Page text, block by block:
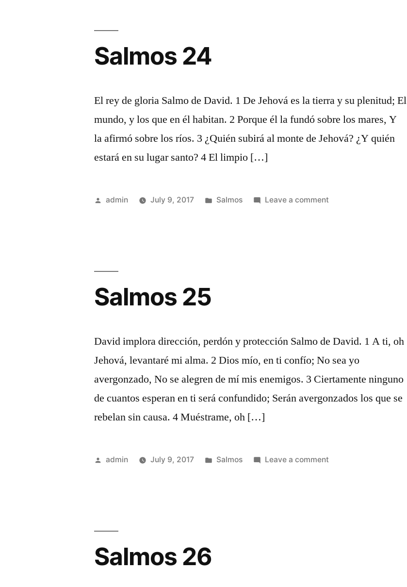
Salmos 24
El rey de gloria Salmo de David. 1 De Jehová es la tierra y su plenitud; El
mundo, y los que en él habitan. 2 Porque él la fundó sobre los mares, Y
la afirmó sobre los ríos. 3 ¿Quién subirá al monte de Jehová? ¿Y quién
estará en su lugar santo? 4 El limpio […]
Posted
admin July 9, 2017
Posted
Salmos Leave a commenton
Salmos 25
David implora dirección, perdón y protección Salmo de David. 1 A ti, oh
Jehová, levantaré mi alma. 2 Dios mío, en ti confío; No sea yo
avergonzado, No se alegren de mí mis enemigos. 3 Ciertamente ninguno
de cuantos esperan en ti será confundido; Serán avergonzados los que se
rebelan sin causa. 4 Muéstrame, oh […]
Posted
admin July 9, 2017
Posted
Salmos Leave a commenton
Salmos 26